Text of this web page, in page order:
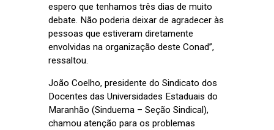
espero que tenhamos três dias de muito
debate. Não poderia deixar de agradecer às
pessoas que estiveram diretamente
envolvidas na organização deste Conad”,
ressaltou.
João Coelho, presidente do Sindicato dos
Docentes das Universidades Estaduais do
Maranhão (Sinduema – Seção Sindical),
chamou atenção para os problemas